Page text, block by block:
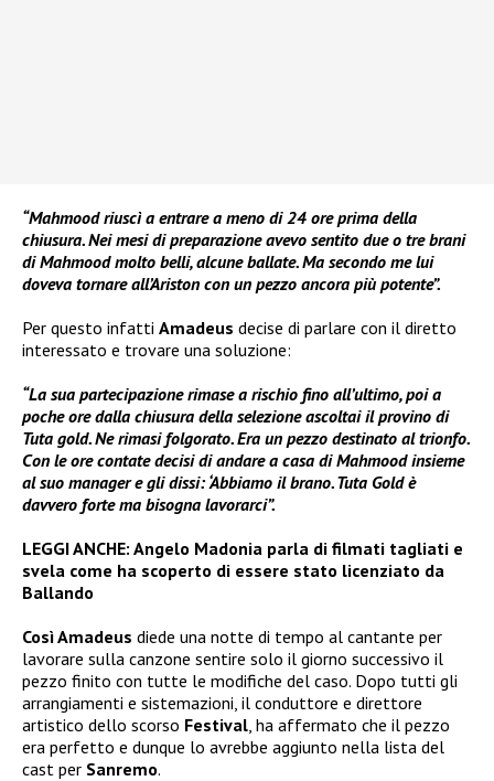
“Mahmood riuscì a entrare a meno di 24 ore prima della
chiusura. Nei mesi di preparazione avevo sentito due o tre brani
di Mahmood molto belli, alcune ballate. Ma secondo me lui
doveva tornare all’Ariston con un pezzo ancora più potente”.
Per questo infatti Amadeus decise di parlare con il diretto
interessato e trovare una soluzione:
“La sua partecipazione rimase a rischio fino all’ultimo, poi a
poche ore dalla chiusura della selezione ascoltai il provino di
Tuta gold. Ne rimasi folgorato. Era un pezzo destinato al trionfo.
Con le ore contate decisi di andare a casa di Mahmood insieme
al suo manager e gli dissi: ‘Abbiamo il brano. Tuta Gold è
davvero forte ma bisogna lavorarci”.
LEGGI ANCHE: Angelo Madonia parla di filmati tagliati e
svela come ha scoperto di essere stato licenziato da
Ballando
Così Amadeus diede una notte di tempo al cantante per
lavorare sulla canzone sentire solo il giorno successivo il
pezzo finito con tutte le modifiche del caso. Dopo tutti gli
arrangiamenti e sistemazioni, il conduttore e direttore
artistico dello scorso Festival , ha affermato che il pezzo
era perfetto e dunque lo avrebbe aggiunto nella lista del
cast per Sanremo.